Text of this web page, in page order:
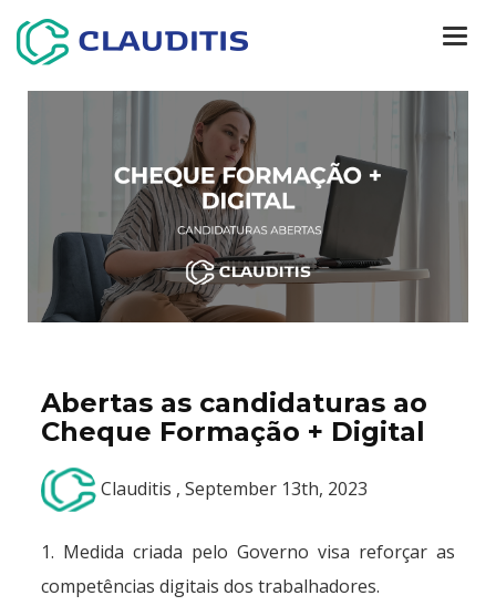
​Abertas as candidaturas ao
Cheque Formação + Digital
Clauditis , September 13th, 2023
1. Medida criada pelo Governo visa reforçar as
competências digitais dos trabalhadores.